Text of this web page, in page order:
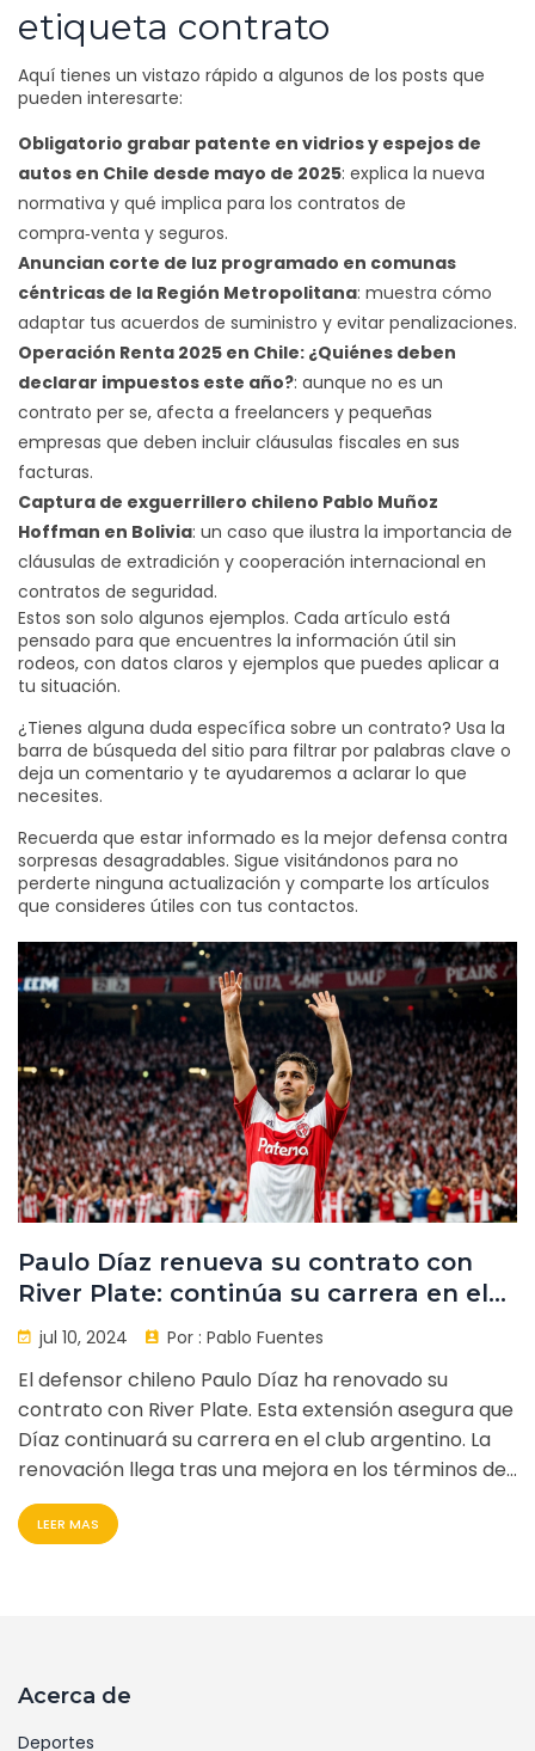
etiqueta contrato
Aquí tienes un vistazo rápido a algunos de los posts que
pueden interesarte:
Obligatorio grabar patente en vidrios y espejos de
autos en Chile desde mayo de 2025: explica la nueva
normativa y qué implica para los contratos de
compra‑venta y seguros.
Anuncian corte de luz programado en comunas
céntricas de la Región Metropolitana: muestra cómo
adaptar tus acuerdos de suministro y evitar penalizaciones.
Operación Renta 2025 en Chile: ¿Quiénes deben
declarar impuestos este año?: aunque no es un
contrato per se, afecta a freelancers y pequeñas
empresas que deben incluir cláusulas fiscales en sus
facturas.
Captura de exguerrillero chileno Pablo Muñoz
Hoffman en Bolivia: un caso que ilustra la importancia de
cláusulas de extradición y cooperación internacional en
contratos de seguridad.
Estos son solo algunos ejemplos. Cada artículo está
pensado para que encuentres la información útil sin
rodeos, con datos claros y ejemplos que puedes aplicar a
tu situación.
¿Tienes alguna duda específica sobre un contrato? Usa la
barra de búsqueda del sitio para filtrar por palabras clave o
deja un comentario y te ayudaremos a aclarar lo que
necesites.
Recuerda que estar informado es la mejor defensa contra
sorpresas desagradables. Sigue visitándonos para no
perderte ninguna actualización y comparte los artículos
que consideres útiles con tus contactos.
Paulo Díaz renueva su contrato con
River Plate: continúa su carrera en el
gigante argentino
jul 10, 2024 Por : Pablo Fuentes
El defensor chileno Paulo Díaz ha renovado su
contrato con River Plate. Esta extensión asegura que
Díaz continuará su carrera en el club argentino. La
renovación llega tras una mejora en los términos de
su contrato, consolidando su futuro en el equipo.
LEER MAS
Acerca de
Deportes